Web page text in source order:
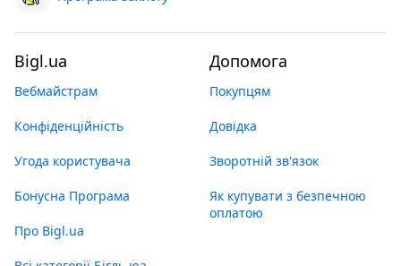
Bigl.ua
Вебмайстрам
Конфіденційність
Угода користувача
Бонусна Програма
Про Bigl.ua
Допомога
Покупцям
Довідка
Зворотній зв'язок
Як купувати з безпечною
оплатою